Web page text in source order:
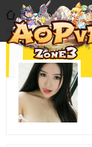
A »
論壇
›
Discuz!